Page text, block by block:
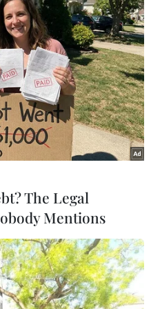
cho
công 1
Nghê
phó khẩn
The Legal
Mentions